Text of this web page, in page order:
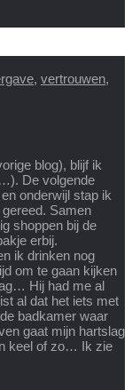
, vertrouwen,
blog), blijf ik
De volgende
onderwijl stap ik
Samen
shoppen bij de
erbij.
ik drinken nog
om te gaan kijken
Hij had me al
al dat het iets met
badkamer waar
gaat mijn hartslag
keel of zo… Ik zie